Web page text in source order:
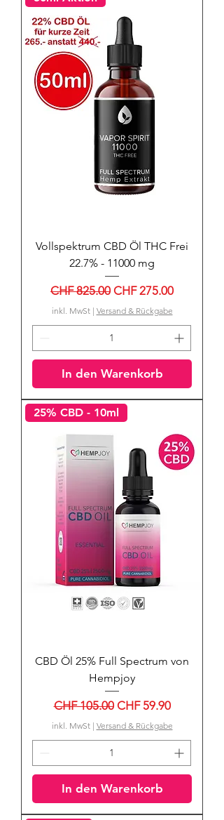
Vollspektrum CBD Öl THC Frei​
22.7% - 11000 mg
Standardpreis
CHF 825.00 Sale-Preis
CHF 275.00
inkl. MwSt| Versand & Rückgabe
In den Warenkorb
25% CBD - 10ml
CBD Öl 25% Full Spectrum von
Hempjoy
Standardpreis
CHF 105.00 Sale-Preis
CHF 59.90
inkl. MwSt| Versand & Rückgabe
In den Warenkorb